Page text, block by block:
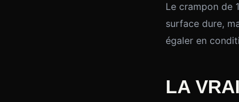
Le crampon de
surface dure,
égaler en
LA